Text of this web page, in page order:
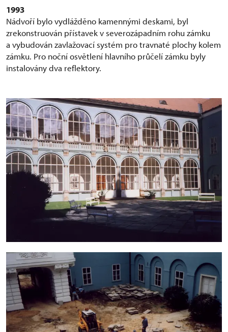
1993
Nádvoří bylo vydlážděno kamennými deskami, byl
zrekonstruován přístavek v severozápadním rohu zámku
a vybudován zavlažovací systém pro travnaté plochy kolem
zámku. Pro noční osvětlení hlavního průčelí zámku byly
instalovány dva reflektory.